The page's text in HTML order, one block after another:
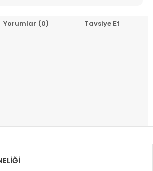
Yorumlar (0) Tavsiye Et